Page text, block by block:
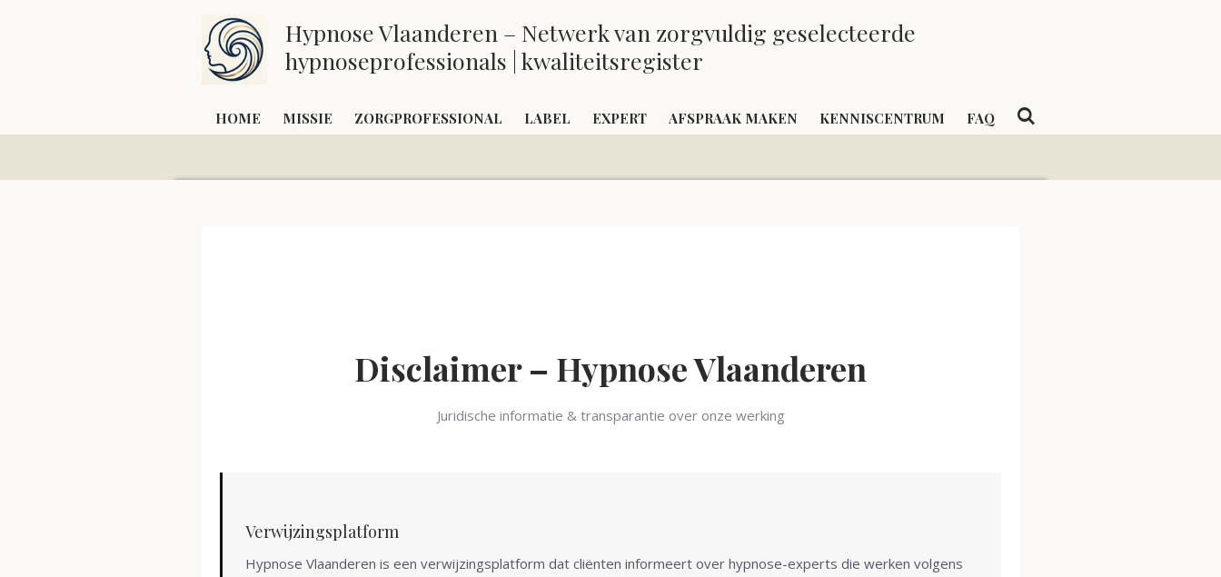
Hypnose Vlaanderen – Netwerk van zorgvuldig geselecteerde
hypnoseprofessionals | kwaliteitsregister
HOME MISSIE ZORGPROFESSIONAL LABEL EXPERT AFSPRAAK MAKEN KENNISCENTRUM FAQ
Disclaimer – Hypnose Vlaanderen
Juridische informatie & transparantie over onze werking
Verwijzingsplatform
Hypnose Vlaanderen is een verwijzingsplatform dat cliënten informeert over hypnose-experts die werken volgens